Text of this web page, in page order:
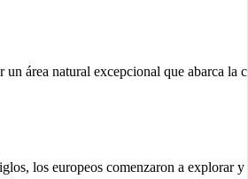
área natural excepcional que abarca
los europeos comenzaron a